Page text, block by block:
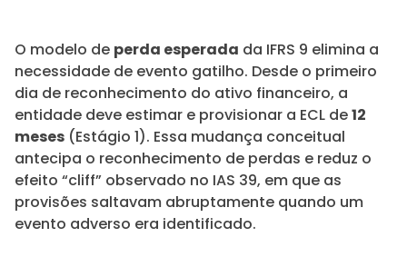
O modelo de perda esperada da IFRS 9 elimina a
necessidade de evento gatilho. Desde o primeiro
dia de reconhecimento do ativo financeiro, a
entidade deve estimar e provisionar a ECL de12
meses (Estágio 1). Essa mudança conceitual
antecipa o reconhecimento de perdas e reduz o
efeito “cliff” observado no IAS 39, em que as
provisões saltavam abruptamente quando um
evento adverso era identificado.